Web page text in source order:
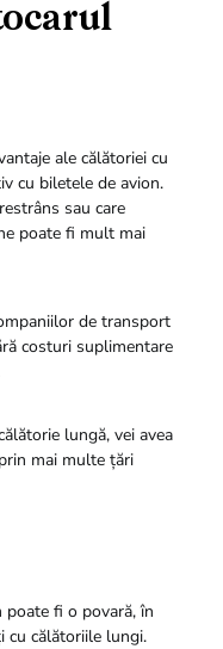
ale călătoriei cu
cu biletele de avion.
sau care
poate fi mult mai
de transport
costuri suplimentare
lungă, vei avea
mai multe țări
fi o povară, în
cu călătoriile lungi.